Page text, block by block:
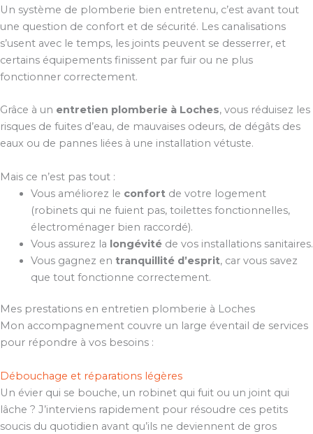
Un système de plomberie bien entretenu, c’est avant tout
une question de confort et de sécurité. Les canalisations
s’usent avec le temps, les joints peuvent se desserrer, et
certains équipements finissent par fuir ou ne plus
fonctionner correctement.
Grâce à un entretien plomberie à Loches, vous réduisez les
risques de fuites d’eau, de mauvaises odeurs, de dégâts des
eaux ou de pannes liées à une installation vétuste.
Mais ce n’est pas tout :
Vous améliorez le confortde votre logement
(robinets qui ne fuient pas, toilettes fonctionnelles,
électroménager bien raccordé).
Vous assurez la longévitéde vos installations sanitaires.
Vous gagnez en tranquillité d’esprit, car vous savez
que tout fonctionne correctement.
Mes prestations en entretien plomberie à Loches
Mon accompagnement couvre un large éventail de services
pour répondre à vos besoins :
Débouchage et réparations légères
Un évier qui se bouche, un robinet qui fuit ou un joint qui
lâche ? J’interviens rapidement pour résoudre ces petits
soucis du quotidien avant qu’ils ne deviennent de gros